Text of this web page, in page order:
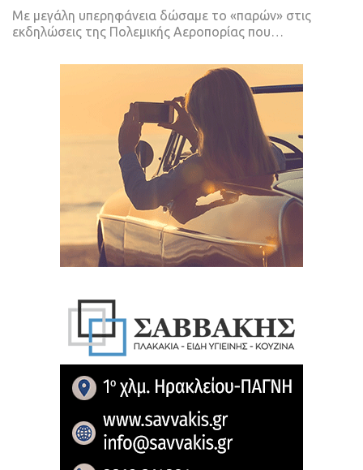
Με μεγάλη υπερηφάνεια δώσαμε το «παρών» στις
εκδηλώσεις της Πολεμικής Αεροπορίας που…